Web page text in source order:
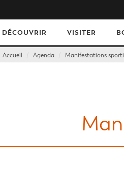
DÉCOUVRIR VISITER
Accueil Agenda Manifestations